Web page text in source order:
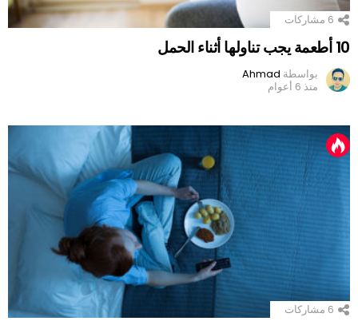
6 مشاركات
10 أطعمة يجب تناولها أثناء الحمل
بواسطة Ahmad
منذ 6 أعوام
6 مشاركات